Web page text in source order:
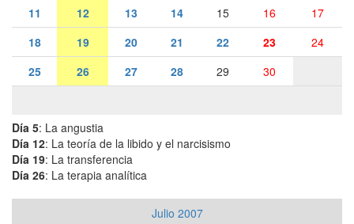
11
12 13 14 15 16
17
18
19 20 21 22 23
24
25
26 27 28 29 30
Día 5: La angustia
Día 12: La teoría de la libido y el narcisismo
Día 19: La transferencia
Día 26: La terapia analítica
Julio 2007